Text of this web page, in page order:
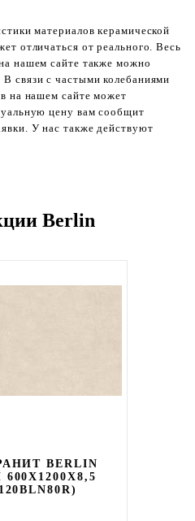
материалов керамической
отличаться от реального. Весь
нашем сайте также можно
В связи с частыми колебаниями
на нашем сайте может
цену вам сообщит
У нас также действуют
Berlin
BERLIN